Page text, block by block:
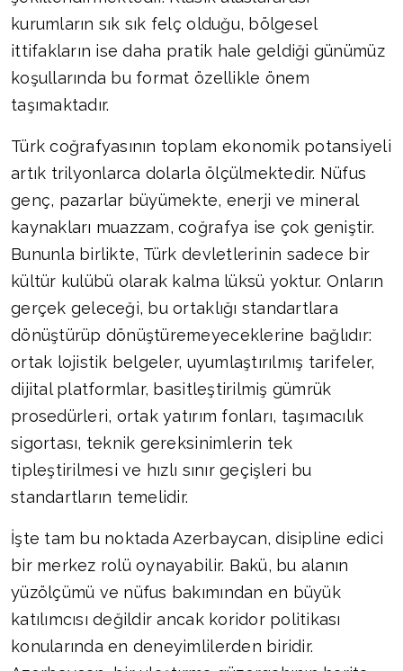
kurumların sık sık felç olduğu, bölgesel
ittifakların ise daha pratik hale geldiği günümüz
koşullarında bu format özellikle önem
taşımaktadır.
Türk coğrafyasının toplam ekonomik potansiyeli
artık trilyonlarca dolarla ölçülmektedir. Nüfus
genç, pazarlar büyümekte, enerji ve mineral
kaynakları muazzam, coğrafya ise çok geniştir.
Bununla birlikte, Türk devletlerinin sadece bir
kültür kulübü olarak kalma lüksü yoktur. Onların
gerçek geleceği, bu ortaklığı standartlara
dönüştürüp dönüştüremeyeceklerine bağlıdır:
ortak lojistik belgeler, uyumlaştırılmış tarifeler,
dijital platformlar, basitleştirilmiş gümrük
prosedürleri, ortak yatırım fonları, taşımacılık
sigortası, teknik gereksinimlerin tek
tipleştirilmesi ve hızlı sınır geçişleri bu
standartların temelidir.
İşte tam bu noktada Azerbaycan, disipline edici
bir merkez rolü oynayabilir. Bakü, bu alanın
yüzölçümü ve nüfus bakımından en büyük
katılımcısı değildir ancak koridor politikası
konularında en deneyimlilerden biridir.